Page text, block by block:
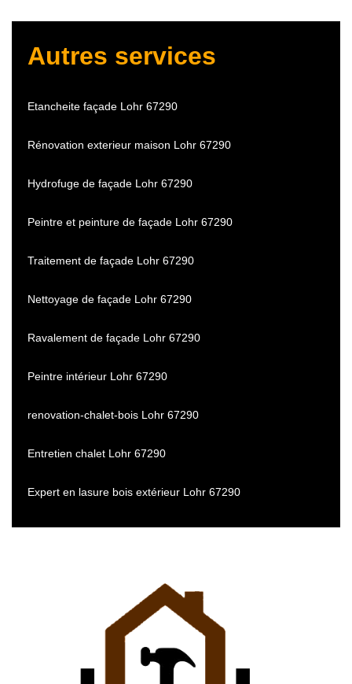
Autres services
Etancheite façade Lohr 67290
Rénovation exterieur maison Lohr 67290
Hydrofuge de façade Lohr 67290
Peintre et peinture de façade Lohr 67290
Traitement de façade Lohr 67290
Nettoyage de façade Lohr 67290
Ravalement de façade Lohr 67290
Peintre intérieur Lohr 67290
renovation-chalet-bois Lohr 67290
Entretien chalet Lohr 67290
Expert en lasure bois extérieur Lohr 67290